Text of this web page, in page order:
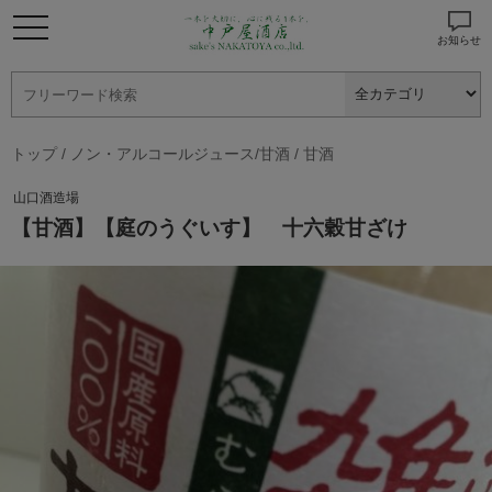
お知らせ
トップ/ ノン・アルコールジュース/甘酒 / 甘酒
山口酒造場
【甘酒】【庭のうぐいす】 十六穀甘ざけ